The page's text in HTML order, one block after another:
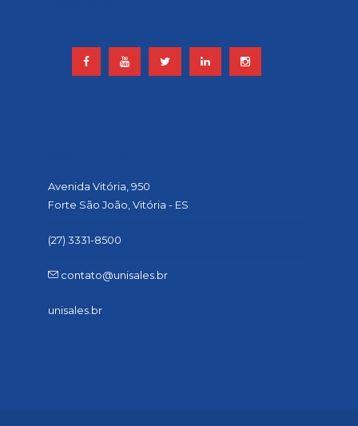
Avenida Vitória, 950
Forte São João, Vitória - ES
(27) 3331-8500
contato@unisales.br
unisales.br